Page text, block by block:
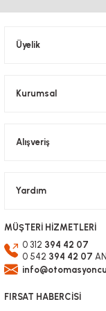
Üyelik
Kurumsal
Alışveriş
Yardım
MÜŞTERİ HİZMETLERİ
0 312 394 42 07
0 542 394 42 07
FIRSAT HABERCİSİ